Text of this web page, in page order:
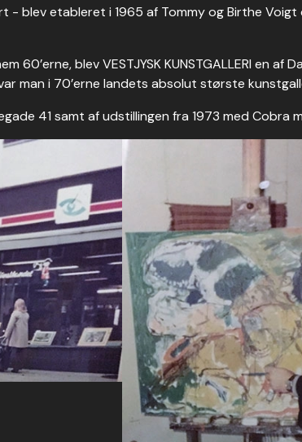
Art - blev etableret i 1965 af Tommy og Birthe
60’erne, blev VESTJYSK KUNSTGALLERI en
man i 70’erne landets absolut største
41 samt af udstillingen fra 1973 med Cobra